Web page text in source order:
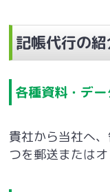
記帳代行の
各種資料・デ
貴社から当社へ
つを郵送または